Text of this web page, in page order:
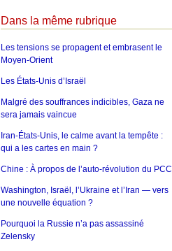
Dans la même rubrique
Les tensions se propagent et embrasent le
Moyen-Orient
Les États-Unis d’Israël
Malgré des souffrances indicibles, Gaza ne
sera jamais vaincue
Iran-États-Unis, le calme avant la tempête :
qui a les cartes en main ?
Chine : À propos de l’auto-révolution du PCC
Washington, Israël, l’Ukraine et l’Iran — vers
une nouvelle équation ?
Pourquoi la Russie n’a pas assassiné
Zelensky